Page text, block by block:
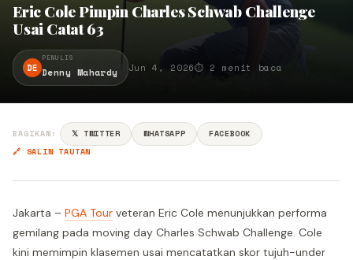
Eric Cole Pimpin Charles Schwab Challenge
Usai Catat 63
DE
PENULIS
Denny Mahardy Jun 4, 2026⏱ 2 menit baca
BAGIKAN: 𝕏 TWITTER WHATSAPP
FACEBOOK
🔗 SALIN TAUTAN
Jakarta – PGA Tour veteran Eric Cole menunjukkan performa
gemilang pada moving day Charles Schwab Challenge. Cole
kini memimpin klasemen usai mencatatkan skor tujuh-under